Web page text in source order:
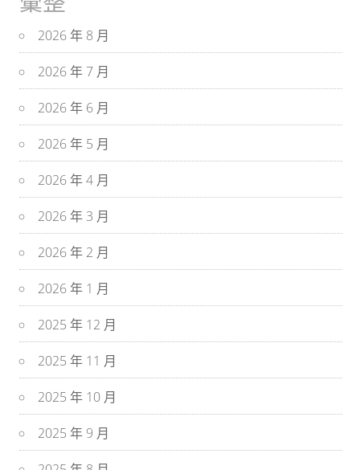
2026 年 8 月
2026 年 7 月
2026 年 6 月
2026 年 5 月
2026 年 4 月
2026 年 3 月
2026 年 2 月
2026 年 1 月
2025 年 12 月
2025 年 11 月
2025 年 10 月
2025 年 9 月